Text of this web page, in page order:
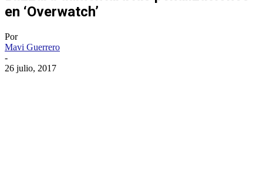
en ‘Overwatch’
Por
Mavi Guerrero
-
26 julio, 2017